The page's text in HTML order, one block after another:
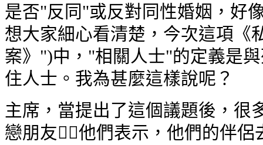
是否"反同"或反對同性婚姻，好
想大家細心看清楚，今次這項《
案》")中，"相關人士"的定義是
住人士。我為甚麼這樣說呢？
主席，當提出了這個議題後，很
戀朋友他們表示，他們的伴